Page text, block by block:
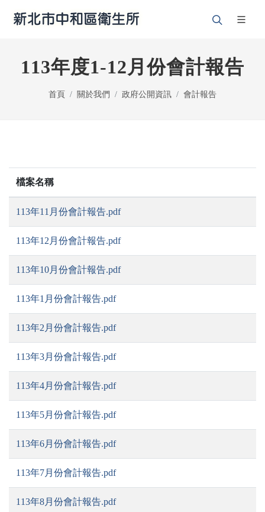
113年度1-12月份會計報告
首頁 關於我們 政府公開資訊 會計報告
檔案名稱
113年11月份會計報告.pdf
113年12月份會計報告.pdf
113年10月份會計報告.pdf
113年1月份會計報告.pdf
113年2月份會計報告.pdf
113年3月份會計報告.pdf
113年4月份會計報告.pdf
113年5月份會計報告.pdf
113年6月份會計報告.pdf
113年7月份會計報告.pdf
113年8月份會計報告.pdf